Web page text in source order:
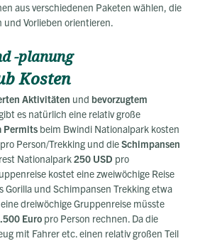
aus verschiedenen Paketen wählen, die
Vorlieben orientieren.
-planung
Kosten
Aktivitäten und bevorzugtem
es natürlich eine relativ große
Permits beim Bwindi Nationalpark kosten
pro Person/Trekking und dieSchimpansen
Nationalpark250 USD pro
kostet eine zweiwöchige Reise
Gorilla und Schimpansen Trekking etwa
dreiwöchige Gruppenreise müsste
Euro pro Person rechnen. Da die
mit Fahrer etc. einen relativ großen Teil